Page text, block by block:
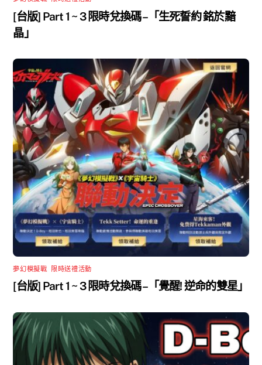
[台版] Part 1 ~ 3 限時兌換碼 –「生死誓約 銘於黯
晶」
夢幻模擬戰 限時送禮活動
[台版] Part 1 ~ 3 限時兌換碼 –「覺醒! 逆命的雙星」